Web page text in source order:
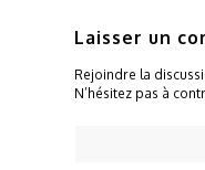
Laisser un
Rejoindre la
N’hésitez pas à